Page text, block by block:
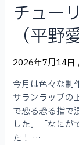
チュー
（平野
2026年7月14日
今月は色々な制
サランラップの
で恐る恐る指で
した。「なにが
た！ …